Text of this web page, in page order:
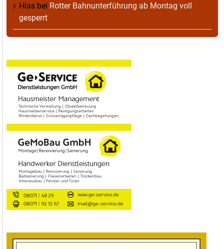
Hias bei Rotter Bahnunterführung ab Montag voll
gesperrt